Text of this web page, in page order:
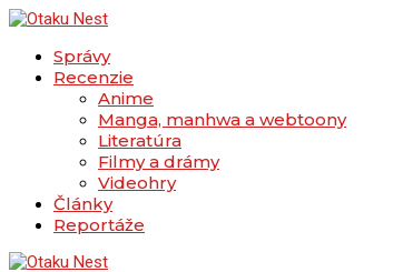
Správy
Recenzie
Anime
Manga, manhwa a webtoony
Literatúra
Filmy a drámy
Videohry
Články
Reportáže